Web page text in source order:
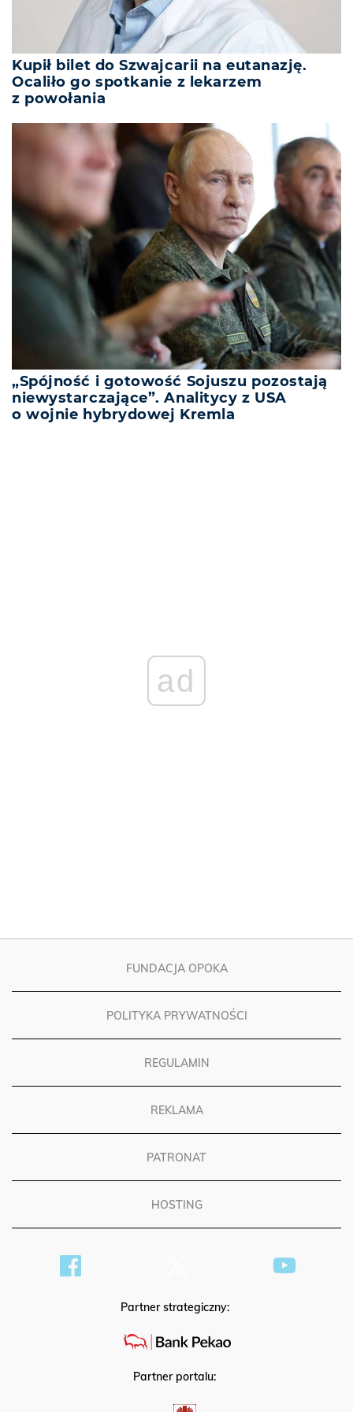
Kupił bilet do Szwajcarii na eutanazję.
Ocaliło go spotkanie z lekarzem
z powołania
„Spójność i gotowość Sojuszu pozostają
niewystarczające”. Analitycy z USA
o wojnie hybrydowej Kremla
FUNDACJA OPOKA
POLITYKA PRYWATNOŚCI
REGULAMIN
REKLAMA
PATRONAT
HOSTING
Partner strategiczny:
Partner portalu: